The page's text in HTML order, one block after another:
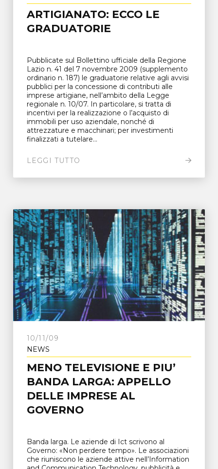
ARTIGIANATO: ECCO LE
GRADUATORIE
Pubblicate sul Bollettino ufficiale della Regione
Lazio n. 41 del 7 novembre 2009 (supplemento
ordinario n. 187) le graduatorie relative agli avvisi
pubblici per la concessione di contributi alle
imprese artigiane, nell’ambito della Legge
regionale n. 10/07. In particolare, si tratta di
incentivi per la realizzazione o l’acquisto di
immobili per uso aziendale, nonché di
attrezzature e macchinari; per investimenti
finalizzati a tutelare...
LEGGI TUTTO
10/11/09
NEWS
MENO TELEVISIONE E PIU’
BANDA LARGA: APPELLO
DELLE IMPRESE AL
GOVERNO
Banda larga. Le aziende di Ict scrivono al
Governo: «Non perdere tempo». Le associazioni
che riuniscono le aziende attive nell’Information